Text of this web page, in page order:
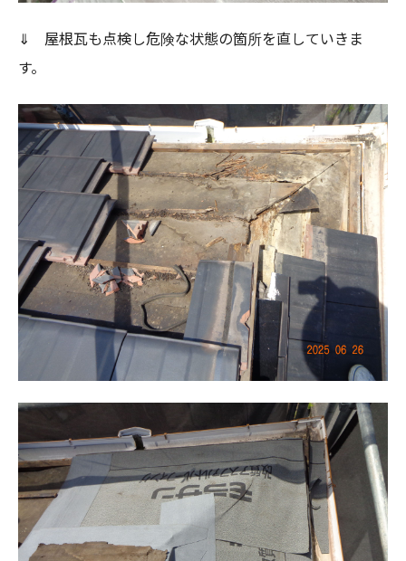
⇓ 屋根瓦も点検し危険な状態の箇所を直していきま
す。